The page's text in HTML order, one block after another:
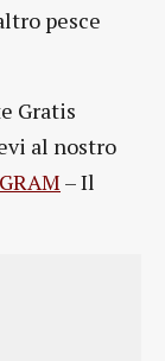
pesce
Gratis
al nostro
– Il